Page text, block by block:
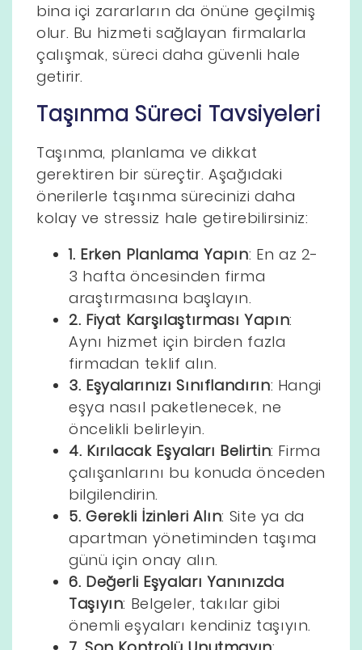
bina içi zararların da önüne geçilmiş
olur. Bu hizmeti sağlayan firmalarla
çalışmak, süreci daha güvenli hale
getirir.
Taşınma Süreci Tavsiyeleri
Taşınma, planlama ve dikkat
gerektiren bir süreçtir. Aşağıdaki
önerilerle taşınma sürecinizi daha
kolay ve stressiz hale getirebilirsiniz:
1. Erken Planlama Yapın: En az 2-
3 hafta öncesinden firma
araştırmasına başlayın.
2. Fiyat Karşılaştırması Yapın:
Aynı hizmet için birden fazla
firmadan teklif alın.
3. Eşyalarınızı Sınıflandırın: Hangi
eşya nasıl paketlenecek, ne
öncelikli belirleyin.
4. Kırılacak Eşyaları Belirtin: Firma
çalışanlarını bu konuda önceden
bilgilendirin.
5. Gerekli İzinleri Alın: Site ya da
apartman yönetiminden taşıma
günü için onay alın.
6. Değerli Eşyaları Yanınızda
Taşıyın: Belgeler, takılar gibi
önemli eşyaları kendiniz taşıyın.